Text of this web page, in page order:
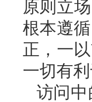
原则立
根本遵
正，一
一切有
访问